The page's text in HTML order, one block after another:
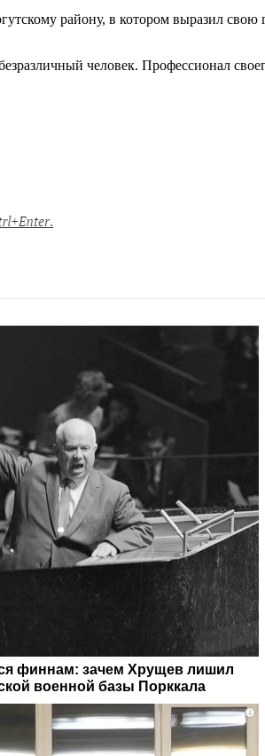
району, в котором выразил свою
человек. Профессионал
финнам: зачем Хрущев лишил
военной базы Порккала
i